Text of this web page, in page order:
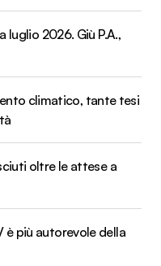
luglio 2026. Giù P.A.,
climatico, tante tesi
oltre le attese a
è più autorevole della